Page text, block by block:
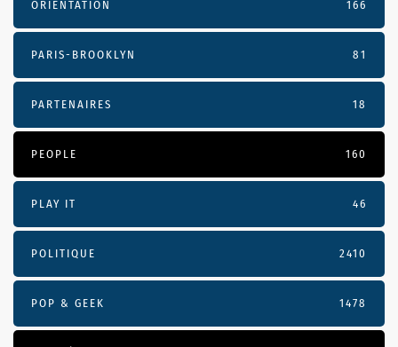
ORIENTATION 166
PARIS-BROOKLYN 81
PARTENAIRES 18
PEOPLE 160
PLAY IT 46
POLITIQUE 2410
POP & GEEK 1478